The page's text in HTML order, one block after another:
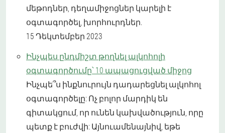
մեթոդներ, դեղամիջոցներ կարելի է
օգտագործել, խորհուրդներ.
15 Դեկտեմբեր 2023
Ինչպես ընդմիշտ թողնել ալկոհոլի
օգտագործումը՝ 10 ապացուցված միջոց
Ինչպե՞ս ինքնուրույն դադարեցնել ալկոհոլ
օգտագործելը: Ոչ բոլոր մարդիկ են
գիտակցում, որ ունեն կախվածություն, որը
պետք է բուժվի: Այնուամենայնիվ, եթե